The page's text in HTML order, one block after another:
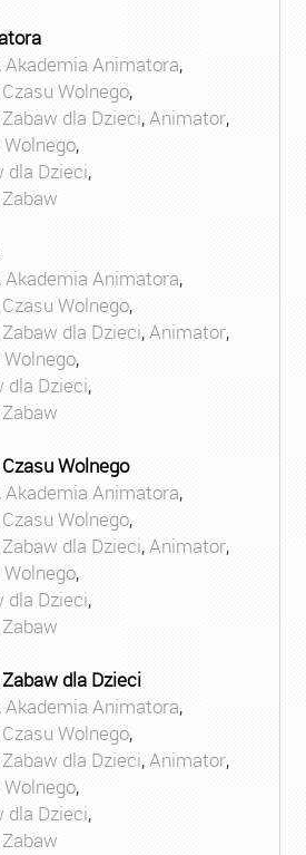
,Akademia Animatora,
Wolnego,
dla Dzieci,Animator,
,
dla Dzieci,
,Akademia Animatora,
Wolnego,
dla Dzieci,Animator,
,
dla Dzieci,
Wolnego
,Akademia Animatora,
Wolnego,
dla Dzieci,Animator,
,
dla Dzieci,
dla Dzieci
,Akademia Animatora,
Wolnego,
dla Dzieci,Animator,
,
dla Dzieci,